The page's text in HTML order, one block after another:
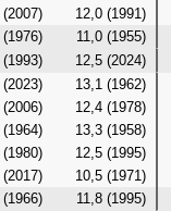
12,0 (1991)
11,0 (1955)
12,5 (2024)
13,1 (1962)
12,4 (1978)
13,3 (1958)
12,5 (1995)
10,5 (1971)
11,8 (1995)